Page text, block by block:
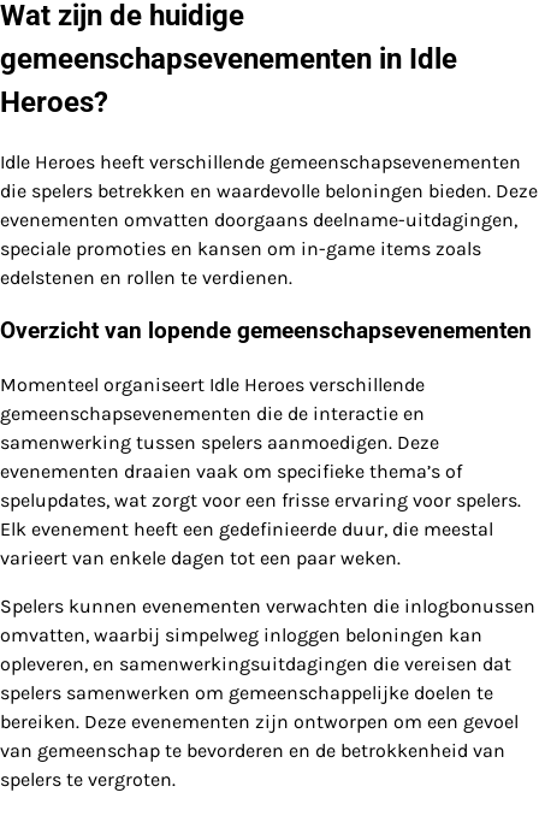
Wat zijn de huidige
gemeenschapsevenementen in Idle
Heroes?
Idle Heroes heeft verschillende gemeenschapsevenementen
die spelers betrekken en waardevolle beloningen bieden. Deze
evenementen omvatten doorgaans deelname-uitdagingen,
speciale promoties en kansen om in-game items zoals
edelstenen en rollen te verdienen.
Overzicht van lopende gemeenschapsevenementen
Momenteel organiseert Idle Heroes verschillende
gemeenschapsevenementen die de interactie en
samenwerking tussen spelers aanmoedigen. Deze
evenementen draaien vaak om specifieke thema’s of
spelupdates, wat zorgt voor een frisse ervaring voor spelers.
Elk evenement heeft een gedefinieerde duur, die meestal
varieert van enkele dagen tot een paar weken.
Spelers kunnen evenementen verwachten die inlogbonussen
omvatten, waarbij simpelweg inloggen beloningen kan
opleveren, en samenwerkingsuitdagingen die vereisen dat
spelers samenwerken om gemeenschappelijke doelen te
bereiken. Deze evenementen zijn ontworpen om een gevoel
van gemeenschap te bevorderen en de betrokkenheid van
spelers te vergroten.